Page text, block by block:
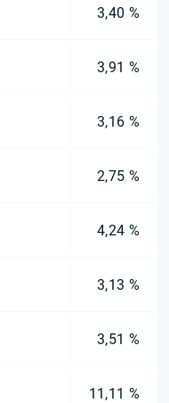
3,40 %
3,91 %
3,16 %
2,75 %
4,24 %
3,13 %
3,51 %
11,11 %